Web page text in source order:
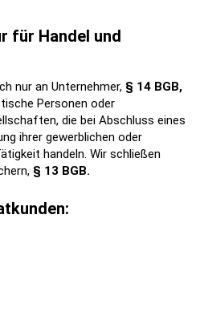
für Handel und
nur an Unternehmer, § 14 BGB,
Personen oder
die bei Abschluss eines
ihrer gewerblichen oder
handeln. Wir schließen
§ 13 BGB.